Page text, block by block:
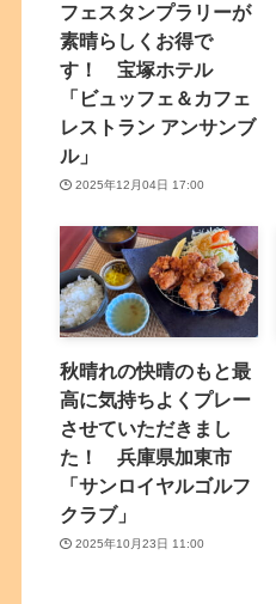
フェスタンプラリーが
素晴らしくお得で
す！ 宝塚ホテル
「ビュッフェ＆カフェ
レストラン アンサンブ
ル」
2025年12月04日 17:00
秋晴れの快晴のもと最
高に気持ちよくプレー
させていただきまし
た！ 兵庫県加東市
「サンロイヤルゴルフ
クラブ」
2025年10月23日 11:00